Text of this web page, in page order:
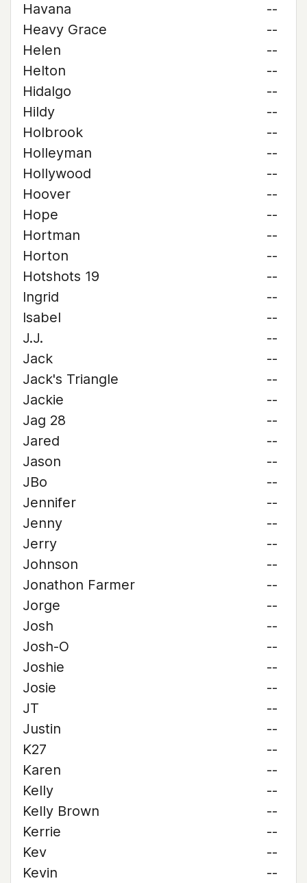
Havana
--
Heavy Grace
--
Helen
--
Helton
--
Hidalgo
--
Hildy
--
Holbrook
--
Holleyman
--
Hollywood
--
Hoover
--
Hope
--
Hortman
--
Horton
--
Hotshots 19
--
Ingrid
--
Isabel
--
J.J.
--
Jack
--
Jack's Triangle
--
Jackie
--
Jag 28
--
Jared
--
Jason
--
JBo
--
Jennifer
--
Jenny
--
Jerry
--
Johnson
--
Jonathon Farmer
--
Jorge
--
Josh
--
Josh-O
--
Joshie
--
Josie
--
JT
--
Justin
--
K27
--
Karen
--
Kelly
--
Kelly Brown
--
Kerrie
--
Kev
--
Kevin
--